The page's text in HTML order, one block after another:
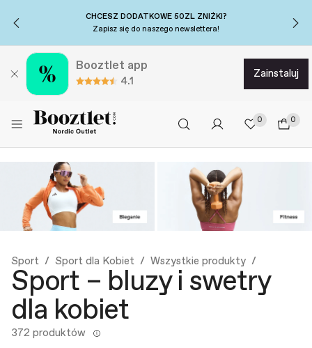
Użyj kodu*: DEAL15→
Booztlet app
4.1
zainstaluj
0 0
Sport Sport dla Kobiet Wszystkie produkty
Sport – bluzy i swetry
dla kobiet
372 produktów